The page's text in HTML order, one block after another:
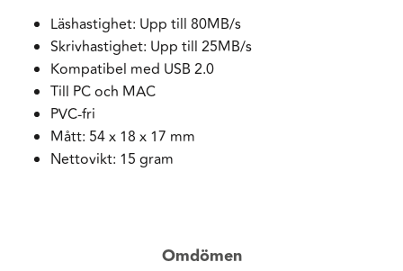
Läshastighet: Upp till 80MB/s
Skrivhastighet: Upp till 25MB/s
Kompatibel med USB 2.0
Till PC och MAC
PVC-fri
Mått: 54 x 18 x 17 mm
Nettovikt: 15 gram
Omdömen